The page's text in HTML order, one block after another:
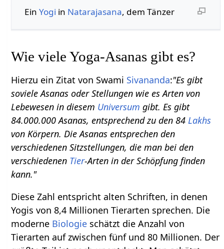
Ein Yogi in Natarajasana, dem Tänzer
Wie viele Yoga-Asanas gibt es?
Hierzu ein Zitat von Swami Sivananda:"Es gibt
soviele Asanas oder Stellungen wie es Arten von
Lebewesen in diesem Universum gibt. Es gibt
84.000.000 Asanas, entsprechend zu den 84 Lakhs
von Körpern. Die Asanas entsprechen den
verschiedenen Sitzstellungen, die man bei den
verschiedenen Tier-Arten in der Schöpfung finden
kann."
Diese Zahl entspricht alten Schriften, in denen
Yogis von 8,4 Millionen Tierarten sprechen. Die
moderne Biologie schätzt die Anzahl von
Tierarten auf zwischen fünf und 80 Millionen. Der